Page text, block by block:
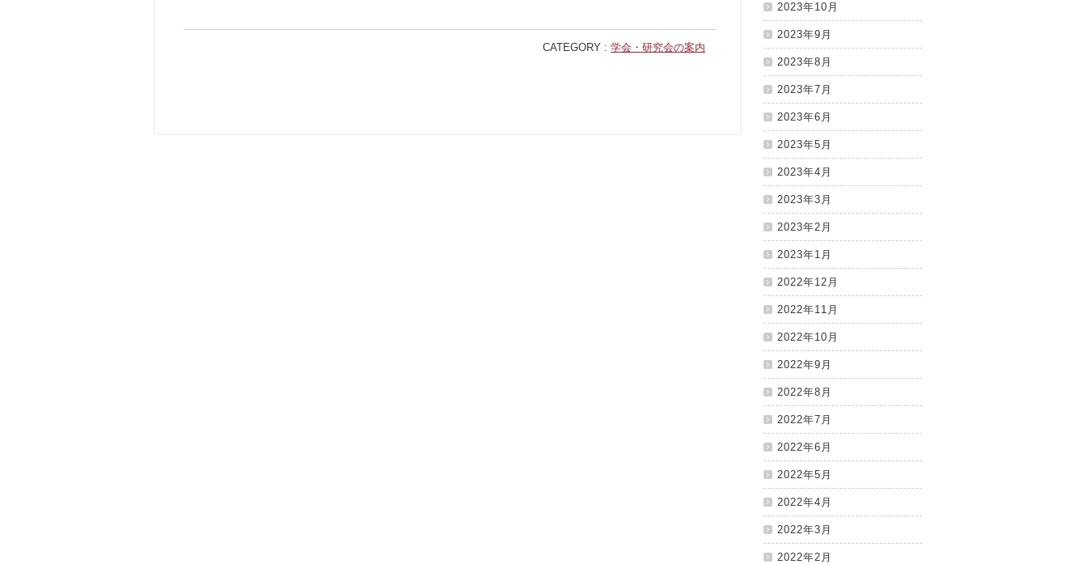
CATEGORY : 学会・研究会の案内
2023年10月
2023年9月
2023年8月
2023年7月
2023年6月
2023年5月
2023年4月
2023年3月
2023年2月
2023年1月
2022年12月
2022年11月
2022年10月
2022年9月
2022年8月
2022年7月
2022年6月
2022年5月
2022年4月
2022年3月
2022年2月